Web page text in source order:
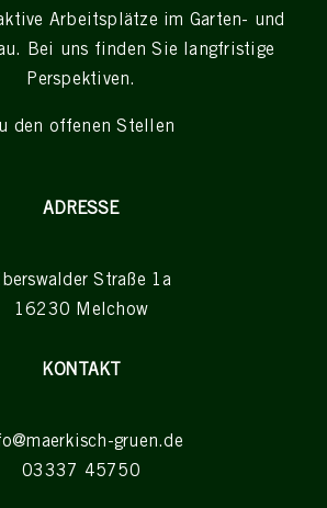
Arbeitsplätze im Garten- und
Bei uns finden Sie langfristige
Perspektiven.
den offenen Stellen
ADRESSE
Straße 1a
16230 Melchow
KONTAKT
gruen.de
03337 45750